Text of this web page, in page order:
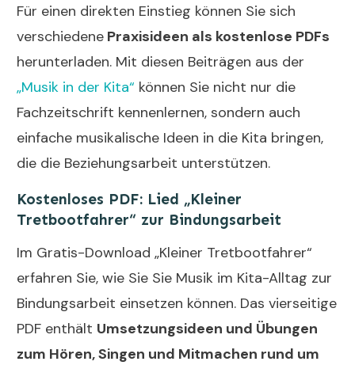
Für einen direkten Einstieg können Sie sich
verschiedene Praxisideen als kostenlose PDFs
herunterladen. Mit diesen Beiträgen aus der
„Musik in der Kita“ können Sie nicht nur die
Fachzeitschrift kennenlernen, sondern auch
einfache musikalische Ideen in die Kita bringen,
die die Beziehungsarbeit unterstützen.
Kostenloses PDF: Lied „Kleiner
Tretbootfahrer“ zur Bindungsarbeit
Im Gratis-Download „Kleiner Tretbootfahrer“
erfahren Sie, wie Sie Sie Musik im Kita-Alltag zur
Bindungsarbeit einsetzen können. Das vierseitige
PDF enthält Umsetzungsideen und Übungen
zum Hören, Singen und Mitmachen rund um